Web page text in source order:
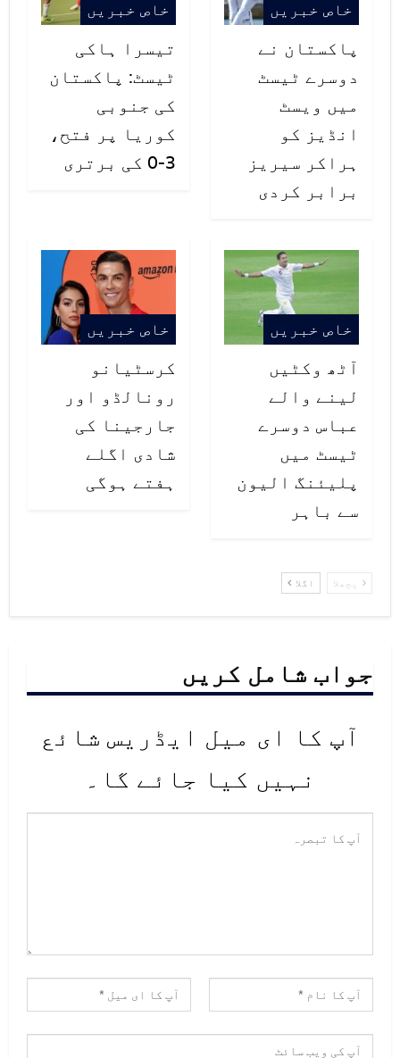
خاص خبریں
پاکستان نے
دوسرے ٹیسٹ
میں ویسٹ
انڈیز کو
ہراکر سیریز
برابر کردی
خاص خبریں
تیسرا ہاکی
ٹیسٹ: پاکستان
کی جنوبی
کوریا پر فتح،
3-0 کی برتری
خاص خبریں
آٹھ وکٹیں
لینے والے
عباس دوسرے
ٹیسٹ میں
پلیئنگ الیون
سے باہر
خاص خبریں
کرسٹیانو
رونالڈو اور
جارجینا کی
شادی اگلے
ہفتے ہوگی
پچھلا اگلا
جواب شامل کریں
آپ کا ای میل ایڈریس شائع
نہیں کیا جائے گا۔